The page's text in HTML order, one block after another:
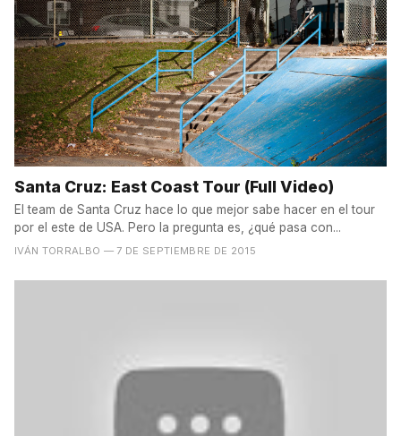
Santa Cruz: East Coast Tour (Full Video)
El team de Santa Cruz hace lo que mejor sabe hacer en el tour
por el este de USA. Pero la pregunta es, ¿qué pasa con...
IVÁN TORRALBO — 7 DE SEPTIEMBRE DE 2015